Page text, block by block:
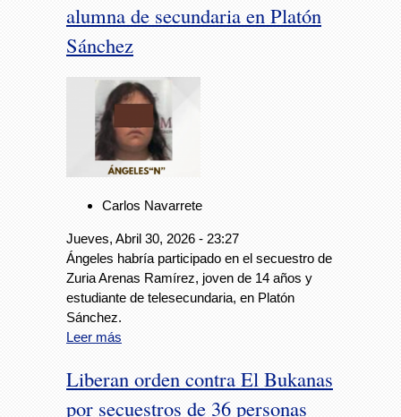
alumna de secundaria en Platón
Sánchez
Carlos Navarrete
Jueves, Abril 30, 2026 - 23:27
Ángeles habría participado en el secuestro de
Zuria Arenas Ramírez, joven de 14 años y
estudiante de telesecundaria, en Platón
Sánchez.
Leer más
Liberan orden contra El Bukanas
por secuestros de 36 personas